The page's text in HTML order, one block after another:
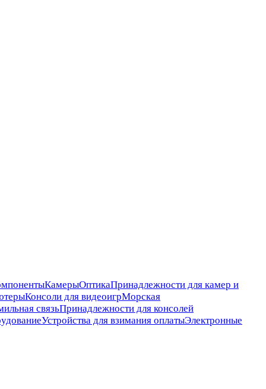
КамерыОптикаПринадлежности для камер и
Консоли для видеоигрМорская
связьПринадлежности для консолей
Устройства для взимания оплатыЭлектронные